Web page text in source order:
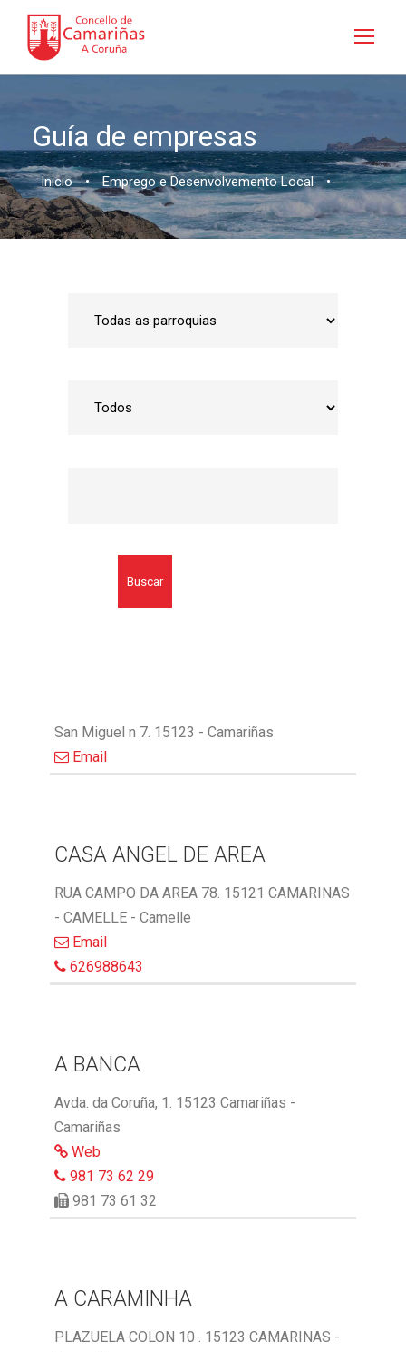
Guía de empresas
Inicio • Emprego e Desenvolvemento Local •
Buscar
San Miguel n 7. 15123 - Camariñas
Email
CASA ANGEL DE AREA
RUA CAMPO DA AREA 78. 15121 CAMARINAS
- CAMELLE - Camelle
Email
626988643
A BANCA
Avda. da Coruña, 1. 15123 Camariñas -
Camariñas
Web
981 73 62 29
981 73 61 32
A CARAMINHA
PLAZUELA COLON 10 . 15123 CAMARINAS -